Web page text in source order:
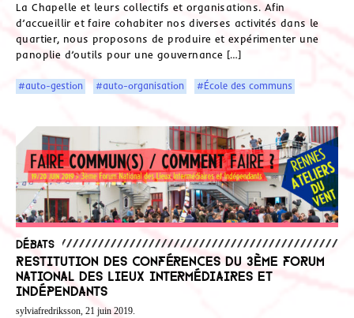
La Chapelle et leurs collectifs et organisations. Afin
d’accueillir et faire cohabiter nos diverses activités dans le
quartier, nous proposons de produire et expérimenter une
panoplie d’outils pour une gouvernance […]
#auto-gestion #auto-organisation #École des communs
Débats
Restitution des conférences du 3ème Forum
national des Lieux Intermédiaires et
indépendants
sylviafredriksson, 21 juin 2019.